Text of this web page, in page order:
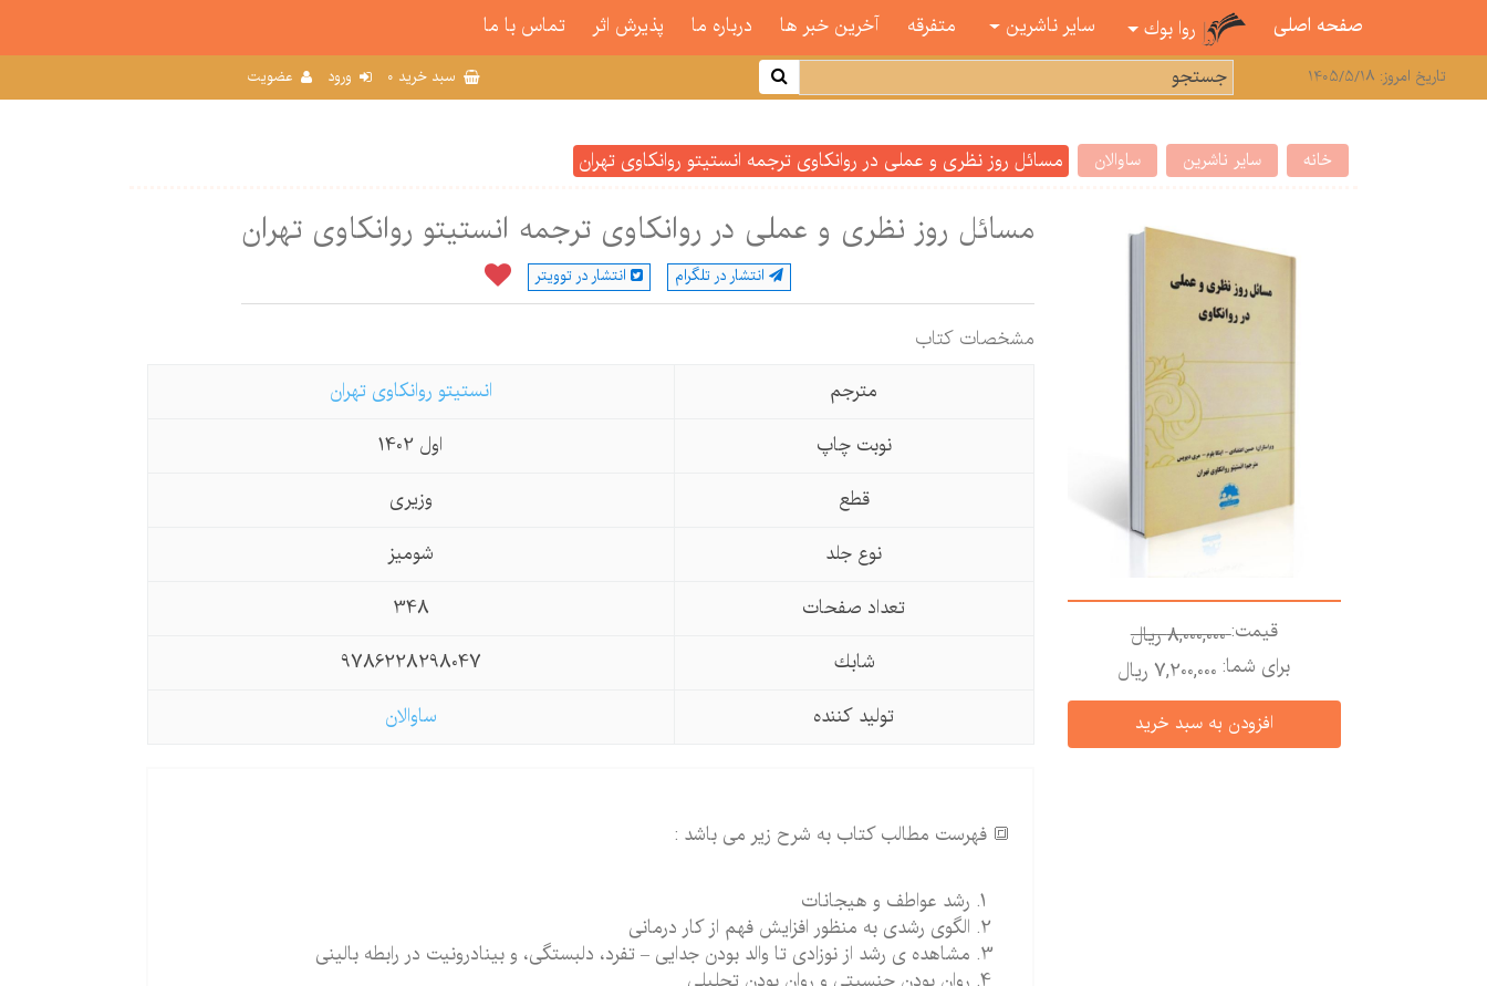
صفحه اصلی روا بوك سایر ناشرین متفرقه آخرین خبر ها درباره ما پذیرش اثر تماس با ما
تاریخ امروز: 1405/5/18 سبد خرید 0 ورود عضویت
خانه سایر ناشرین ساوالان مسائل روز نظری و عملی در روانکاوی ترجمه انستیتو روانکاوی تهران
قیمت:8,000,000 ريال
برای شما: 7,200,000 ريال
مسائل روز نظری و عملی در روانکاوی ترجمه انستیتو روانکاوی تهران
انتشار در تلگرام انتشار در توویتر
مشخصات كتاب
مترجم
انستیتو روانکاوی تهران
نوبت چاپ
اول 1402
قطع
وزیری
نوع جلد
شومیز
تعداد صفحات
348
شابك
9786228298047
تولید كننده
ساوالان
🔳 فهرست مطالب کتاب به شرح زیر می باشد :
رشد عواطف و هیجانات
الگوی رشدی به منظور افزایش فهم از کار درمانی
مشاهده ی رشد از نوزادی تا والد بودن جدایی – تفرد، دلبستگی، و بینادرونیت در رابطه بالینی